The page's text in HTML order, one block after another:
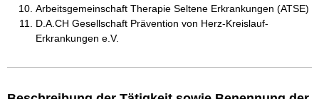
Arbeitsgemeinschaft Therapie Seltene Erkrankungen (ATSE)
D.A.CH Gesellschaft Prävention von Herz-Kreislauf-
Erkrankungen e.V.